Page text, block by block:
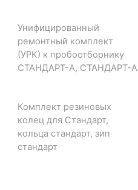
Унифицированный
ремонтный комплект
(УРК) к пробоотборнику
СТАНДАРТ-А, СТАНДАРТ-А
Комплект резиновых
колец для Стандарт,
кольца стандарт, зип
стандарт